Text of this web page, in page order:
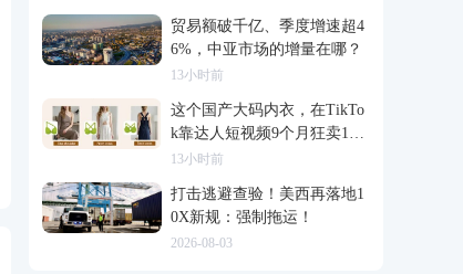
贸易额破千亿、季度增速超4
6%，中亚市场的增量在哪？
13小时前
这个国产大码内衣，在TikTo
k靠达人短视频9个月狂卖120
0万
13小时前
打击逃避查验！美西再落地1
0X新规：强制拖运！
2026-08-03